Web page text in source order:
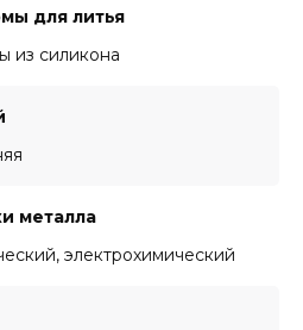
для литья
из силикона
металла
электрохимический